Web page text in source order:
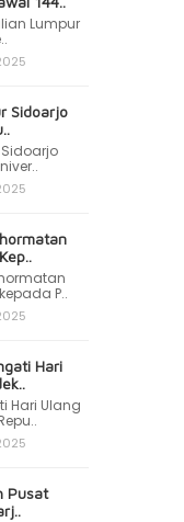
Lumpur
Sidoarjo
P..
Hari
Hari Ulang
Pusat